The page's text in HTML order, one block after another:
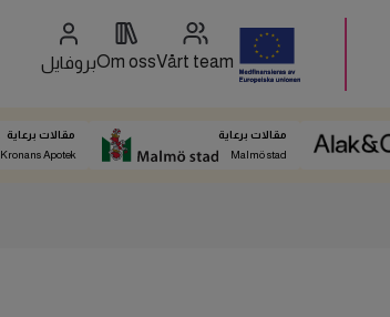
Vårt team
Om ossبروفايل
مقالات برعاية
Malmö stad
مقالات برعاية
Kronans Apotek